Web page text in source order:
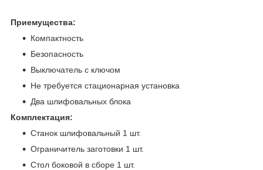
Приемущества:
Компактность
Безопасность
Выключатель с ключом
Не требуется стационарная установка
Два шлифовальных блока
Комплектация:
Станок шлифовальный 1 шт.
Ограничитель заготовки 1 шт.
Стол боковой в сборе 1 шт.